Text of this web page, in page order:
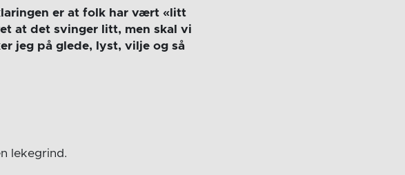
er at folk har vært «litt
at det svinger litt, men skal vi
jeg på glede, lyst, vilje og så
lekegrind.